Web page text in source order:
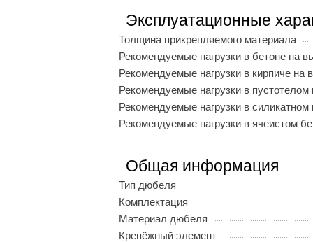
Эксплуатационные
Толщина прикрепляемого материала
Рекомендуемые нагрузки в бетоне на
Рекомендуемые нагрузки в кирпиче на
Рекомендуемые нагрузки в
Рекомендуемые нагрузки в
Рекомендуемые нагрузки в ячеистом
Общая информация
Тип дюбеля
Комплектация
Материал дюбеля
Крепёжный элемент